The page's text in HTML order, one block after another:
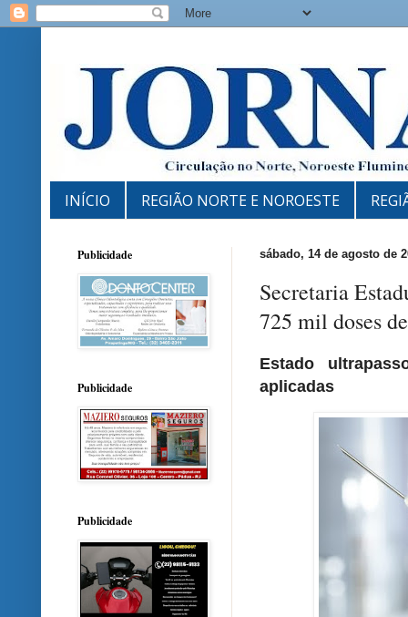
INÍCIO REGIÃO NORTE E NOROESTE
sábado, 14 de agosto de
Secretaria
725 mil doses
Estado
aplicadas
Publicidade
Publicidade
Publicidade